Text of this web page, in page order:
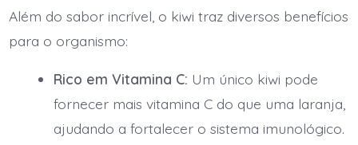
Além do sabor incrível, o kiwi traz diversos benefícios
para o organismo:
Rico em Vitamina C: Um único kiwi pode
fornecer mais vitamina C do que uma laranja,
ajudando a fortalecer o sistema imunológico.